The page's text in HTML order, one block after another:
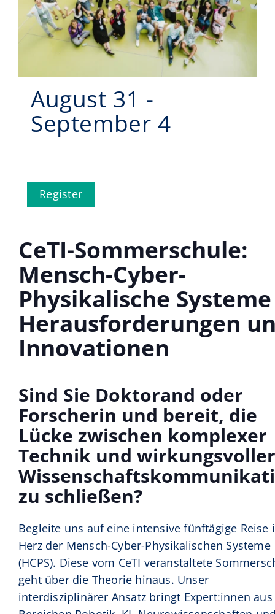
Events
CeTI.BAR
Kontakt
Search
August 31 -
September 4
Register
CeTI-Sommerschule:
Mensch-Cyber-
Physikalische Systeme
Herausforderungen
Innovationen
Sind Sie Doktorand oder
Forscherin und bereit, die
Lücke zwischen komplexer
Technik und wirkungsvoller
zu schließen?
Begleite uns auf eine intensive fünftägige Reise
Herz der Mensch-Cyber-Physikalischen Systeme
(HCPS). Diese vom CeTI veranstaltete
geht über die Theorie hinaus. Unser
interdisziplinärer Ansatz bringt Expert:innen